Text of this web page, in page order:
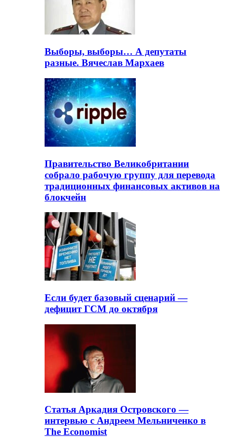
Выборы, выборы… А депутаты
разные. Вячеслав Мархаев
Правительство Великобритании
собрало рабочую группу для перевода
традиционных финансовых активов на
блокчейн
Если будет базовый сценарий —
дефицит ГСМ до октября
Статья Аркадия Островского —
интервью с Андреем Мельниченко в
The Economist